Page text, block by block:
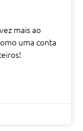
mais ao
uma conta